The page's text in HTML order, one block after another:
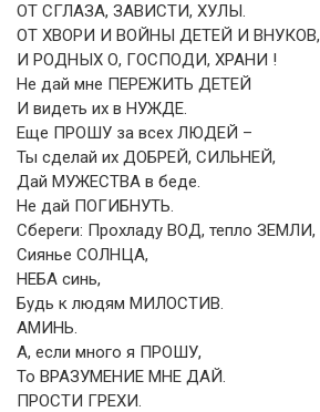
ОТ СГЛАЗА, ЗАВИСТИ, ХУЛЫ.
ОТ ХВОРИ И ВОЙНЫ ДЕТЕЙ И ВНУКОВ,
И РОДНЫХ О, ГОСПОДИ, ХРАНИ !
Не дай мне ПЕРЕЖИТЬ ДЕТЕЙ
И видеть их в НУЖДЕ.
Еще ПРОШУ за всех ЛЮДЕЙ –
Ты сделай их ДОБРЕЙ, СИЛЬНЕЙ,
Дай МУЖЕСТВА в беде.
Не дай ПОГИБНУТЬ.
Сбереги: Прохладу ВОД, тепло ЗЕМЛИ,
Сиянье СОЛНЦА,
НЕБА синь,
Будь к людям МИЛОСТИВ.
АМИНЬ.
А, если много я ПРОШУ,
То ВРАЗУМЕНИЕ МНЕ ДАЙ.
ПРОСТИ ГРЕХИ.